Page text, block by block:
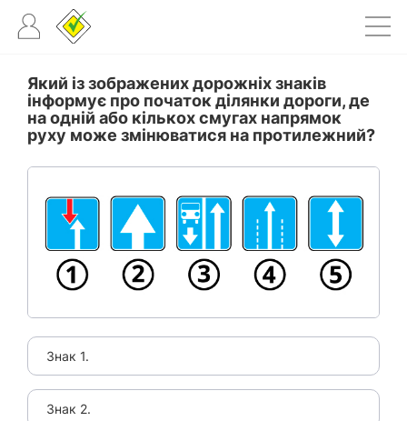
Який із зображених дорожніх знаків
інформує про початок ділянки дороги, де
на одній або кількох смугах напрямок
руху може змінюватися на протилежний?
Знак 1.
Знак 2.